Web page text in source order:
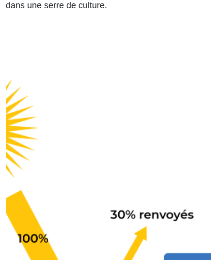
dans une serre de culture.